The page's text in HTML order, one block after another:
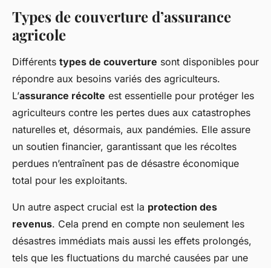
Types de couverture d’assurance
agricole
Différents types de couverture sont disponibles pour
répondre aux besoins variés des agriculteurs.
L’assurance récolte est essentielle pour protéger les
agriculteurs contre les pertes dues aux catastrophes
naturelles et, désormais, aux pandémies. Elle assure
un soutien financier, garantissant que les récoltes
perdues n’entraînent pas de désastre économique
total pour les exploitants.
Un autre aspect crucial est la protection des
revenus. Cela prend en compte non seulement les
désastres immédiats mais aussi les effets prolongés,
tels que les fluctuations du marché causées par une